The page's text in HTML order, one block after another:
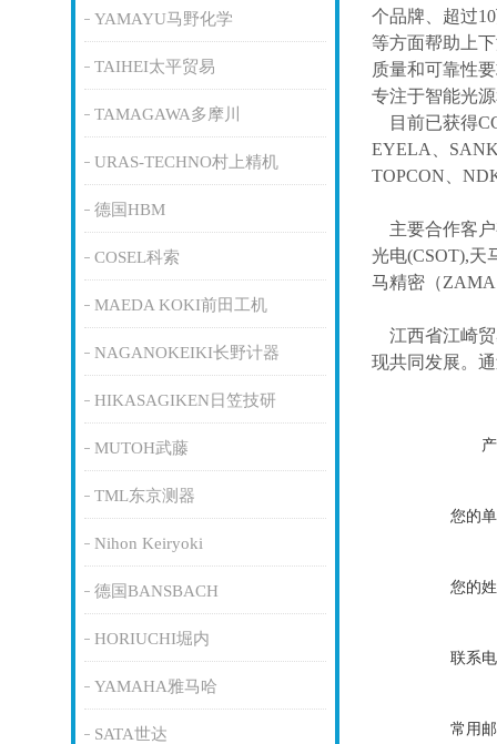
YAMAYU马野化学
TAIHEI太平贸易
TAMAGAWA多摩川
URAS-TECHNO村上精机
德国HBM
COSEL科索
MAEDA KOKI前田工机
NAGANOKEIKI长野计器
HIKASAGIKEN日笠技研
MUTOH武藤
TML东京测器
Nihon Keiryoki
德国BANSBACH
HORIUCHI堀内
YAMAHA雅马哈
SATA世达
个品牌、超过
等方面帮助上
质量和可靠性
专注于智能光
目前已获得
EYELA、
TOPCON、
主要合作客
光电(CSOT),天
马精密（
江西省江崎
现共同发展。
您的
您的
联系
常用